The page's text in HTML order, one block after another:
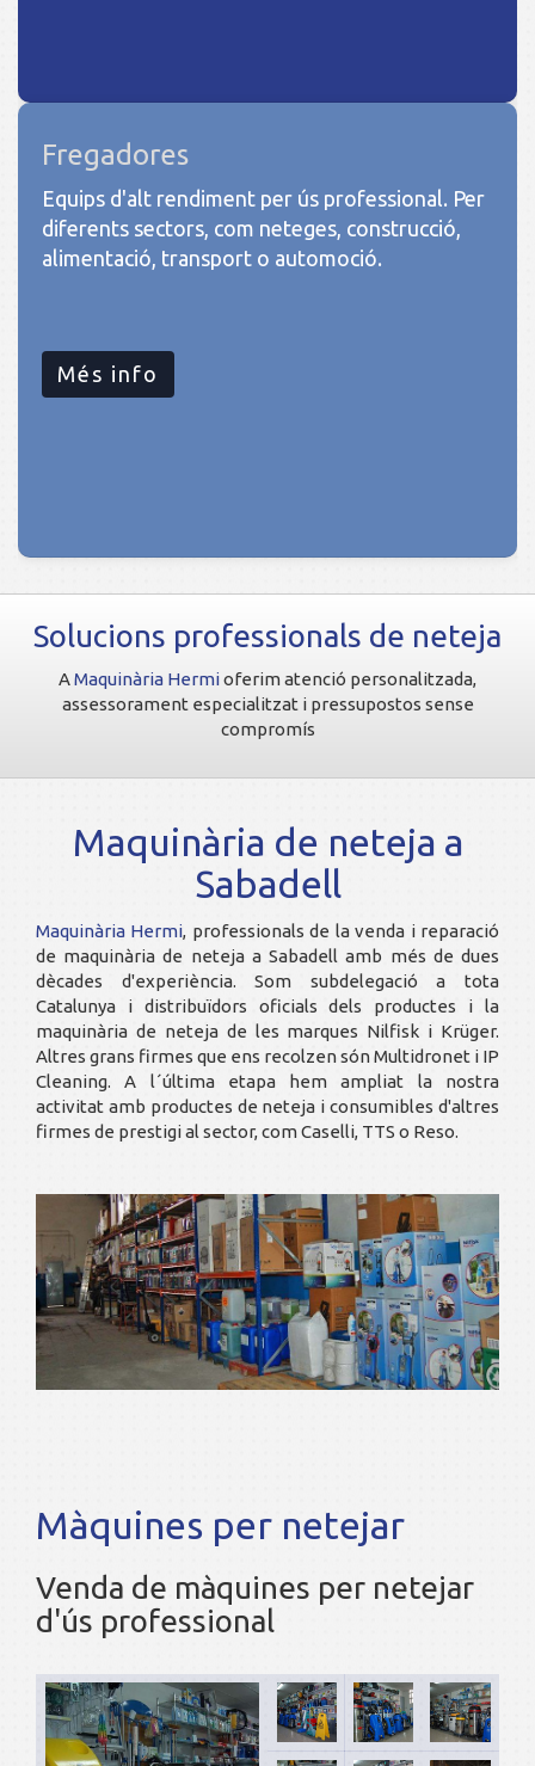
Fregadores
Equips d'alt rendiment per ús professional. Per
diferents sectors, com neteges, construcció,
alimentació, transport o automoció.
Més info
Solucions professionals de neteja
AMaquinària Hermioferim atenció personalitzada,
assessorament especialitzat i pressupostos sense
compromís
Maquinària de neteja a
Sabadell
Maquinària Hermi, professionals de la venda i reparació
de maquinària de neteja a Sabadell amb més de dues
dècades d'experiència. Som subdelegació a tota
Catalunya i distribuïdors oficials dels productes i la
maquinària de neteja de les marques Nilfisk i Krüger.
Altres grans firmes que ens recolzen són Multidronet i IP
Cleaning. A l´última etapa hem ampliat la nostra
activitat amb productes de neteja i consumibles d'altres
firmes de prestigi al sector, com Caselli, TTS o Reso.
Màquines per netejar
Venda de màquines per netejar
d'ús professional